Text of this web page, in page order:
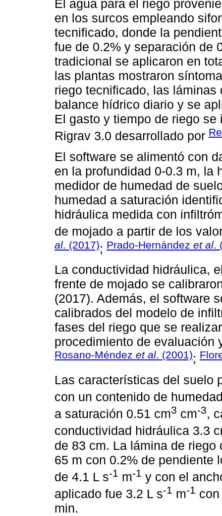
El agua para el riego
en los surcos empleando
tecnificado, donde la
fue de 0.2% y separación de
tradicional se aplicaron en
las plantas mostraron
riego tecnificado, las
balance hídrico diario y se
El gasto y tiempo de riego
Rigrav 3.0 desarrollado por
El software se alimentó con
en la profundidad 0-0.3 m, la
medidor de humedad de
humedad a saturación
hidráulica medida con
de mojado a partir de los
al. (2017); Prado-Hernández et al.
La conductividad hidráulica,
frente de mojado se
(2017). Además, el software
calibrados del modelo de
fases del riego que se
procedimiento de evaluación
Rosano-Méndez et al. (2001);
Las características del suelo
con un contenido de
a saturación 0.51 cm3 cm-3,
conductividad hidráulica 3.3
de 83 cm. La lámina de
65 m con 0.2% de pendiente
de 4.1 L s-1 m-1 y con el
aplicado fue 3.2 L s-1 m-1
min.